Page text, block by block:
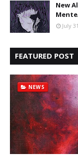
New
July
FEATURED POST
NEWS